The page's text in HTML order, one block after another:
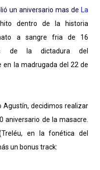
un aniversario mas de La
dentro de la historia
a sangre fria de 16
de la dictadura del
en la madrugada del 22 de
Agustín, decidimos realizar
aniversario de la masacre.
en la fonética del
un bonus track: